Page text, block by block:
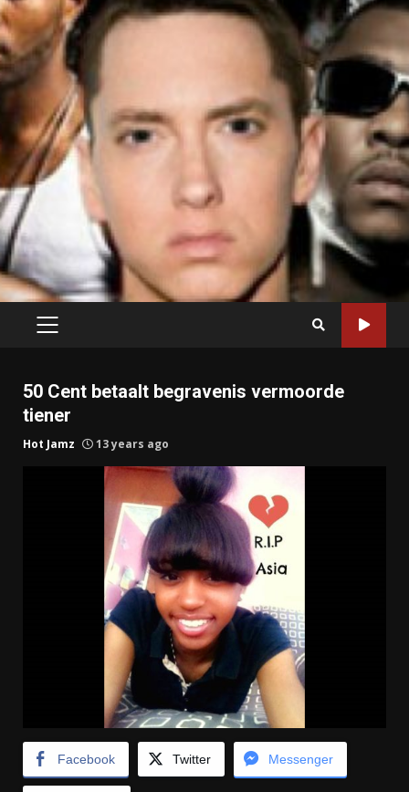
PRIMARY
50 Cent betaalt begravenis vermoorde
tiener
Hot Jamz 13 years ago
Facebook Twitter Messenger